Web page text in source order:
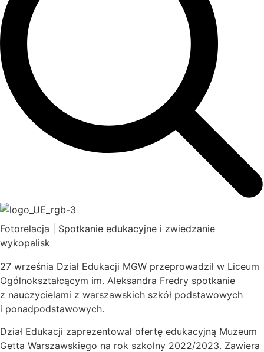
Fotorelacja | Spotkanie edukacyjne i zwiedzanie
wykopalisk
27 września Dział Edukacji MGW przeprowadził w Liceum
Ogólnokształcącym im. Aleksandra Fredry spotkanie
z nauczycielami z warszawskich szkół podstawowych
i ponadpodstawowych.
Dział Edukacji zaprezentował ofertę edukacyjną Muzeum
Getta Warszawskiego na rok szkolny 2022/2023. Zawiera